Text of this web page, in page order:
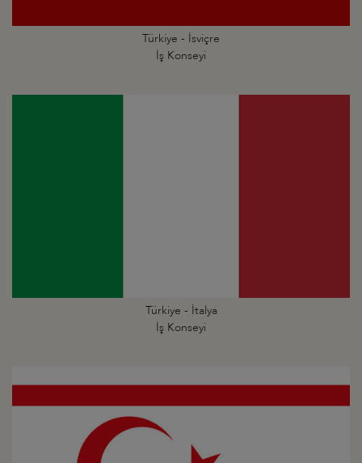
Türkiye - İsviçre
İş Konseyi
Türkiye - İtalya
İş Konseyi